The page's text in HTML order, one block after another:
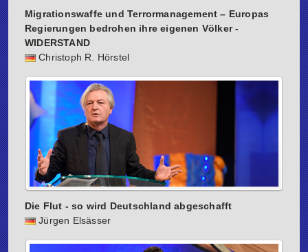
Migrationswaffe und Terrormanagement – Europas
Regierungen bedrohen ihre eigenen Völker -
WIDERSTAND
Christoph R. Hörstel
Die Flut - so wird Deutschland abgeschafft
Jürgen Elsässer